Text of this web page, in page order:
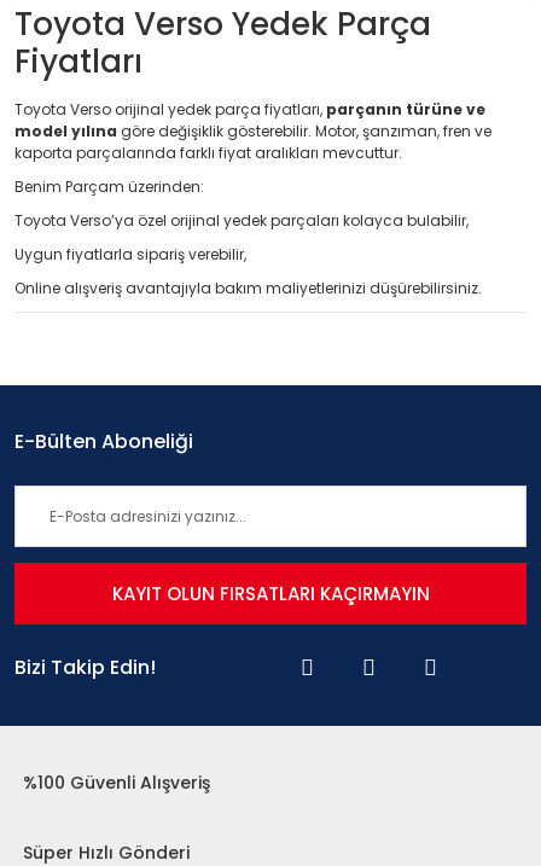
Toyota Verso Yedek Parça
Fiyatları
Toyota Verso orijinal yedek parça fiyatları, parçanın türüne ve
model yılına göre değişiklik gösterebilir. Motor, şanzıman, fren ve
kaporta parçalarında farklı fiyat aralıkları mevcuttur.
Benim Parçam üzerinden:
Toyota Verso’ya özel orijinal yedek parçaları kolayca bulabilir,
Uygun fiyatlarla sipariş verebilir,
Online alışveriş avantajıyla bakım maliyetlerinizi düşürebilirsiniz.
E-Bülten Aboneliği
KAYIT OLUN FIRSATLARI KAÇIRMAYIN
Bizi Takip Edin!
%100 Güvenli Alışveriş
Süper Hızlı Gönderi